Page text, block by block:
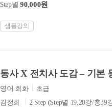
Step별90,000원
샘플강의
동사 X 전치사 도감 – 기본
영어 회화
초급
김정희
2 Step (Step별 19,20강/총39